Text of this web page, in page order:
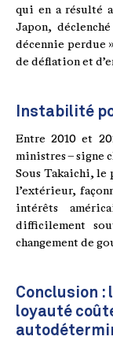
qui en a résulté
Japon,
décennie perdue
de déflation et
Instabilité
Entre 2010 et
ministres – signe
Sous Takaichi, le
l’extérieur,
intérêts
difficilement
changement de
Conclusion :
loyauté